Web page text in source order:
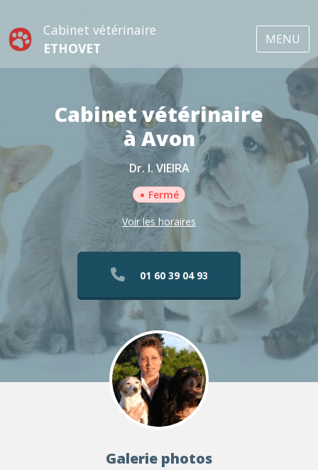
Cabinet vétérinaire
ETHOVET
MENU
Cabinet vétérinaire
à Avon
Dr. I. VIEIRA
• Fermé
Voir les horaires
01 60 39 04 93
Galerie photos